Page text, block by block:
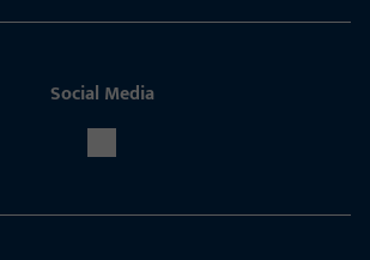
Social Media